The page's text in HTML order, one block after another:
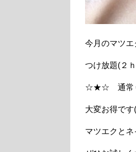
今月のマツ
つけ放題(２
☆★☆ 通常
大変お得です
マツエクと